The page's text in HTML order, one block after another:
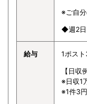
※ご自分
◆週2日
給与 1ポス
【日収
※日収1
※1件3